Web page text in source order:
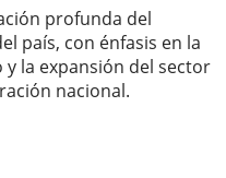
profunda del
país, con énfasis en la
la expansión del sector
nacional.